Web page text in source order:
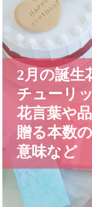
2月の誕生
チューリッ
花言葉や品
贈る本数の
意味など